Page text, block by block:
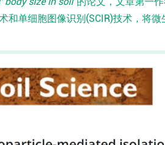
和单细胞图像识别(SCIR)技术，将